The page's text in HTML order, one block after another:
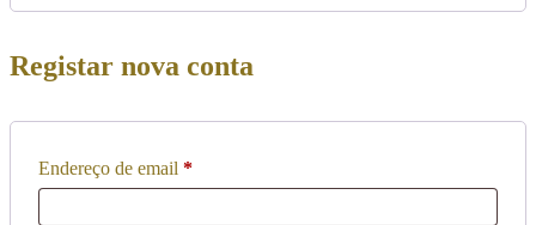
Registar nova conta
Endereço de email *Obrigatório